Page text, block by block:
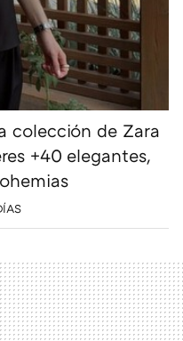
colección de Zara
+40 elegantes,